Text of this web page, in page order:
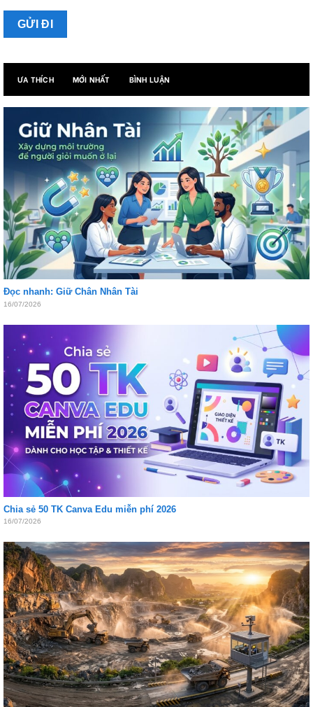
ƯA THÍCH MỚI NHẤT BÌNH LUẬN
Đọc nhanh: Giữ Chân Nhân Tài
16/07/2026
Chia sẻ 50 TK Canva Edu miễn phí 2026
16/07/2026